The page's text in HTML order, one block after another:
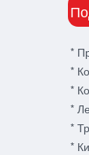
*
*
*
*
*
*